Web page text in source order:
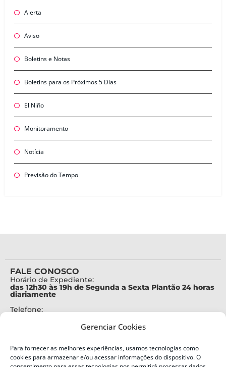
Gerenciar Cookies
Para fornecer as melhores experiências, usamos tecnologias como
cookies para armazenar e/ou acessar informações do dispositivo. O
Alerta
Aviso
Boletins e Notas
Boletins para os Próximos 5 Dias
El Niño
Monitoramento
Notícia
Previsão do Tempo
FALE CONOSCO
Horário de Expediente:
das 12h30 às 19h de Segunda a Sexta Plantão 24 horas
diariamente
Telefone:
Alertas Defesa Civil:
SMS 40199